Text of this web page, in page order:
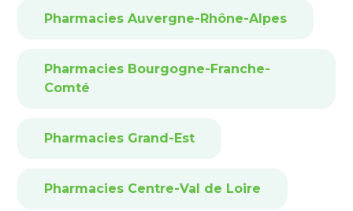
Pharmacies Auvergne-Rhône-Alpes
Pharmacies Bourgogne-Franche-
Comté
Pharmacies Grand-Est
Pharmacies Centre-Val de Loire